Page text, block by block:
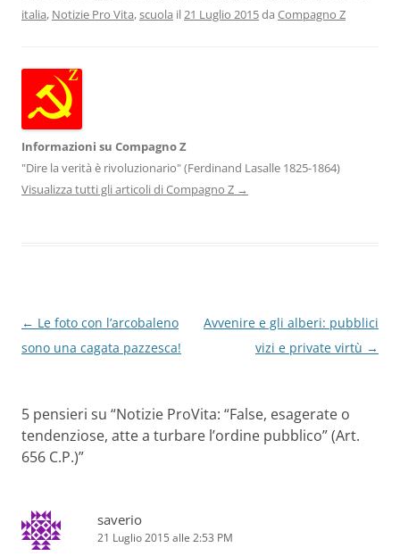
italia, Notizie Pro Vita,scuola il 21 Luglio 2015da Compagno Z
Informazioni su Compagno Z
"Dire la verità è rivoluzionario" (Ferdinand Lasalle 1825-1864)
Visualizza tutti gli articoli di Compagno Z →
Navigazione
articolo
← Le foto con l’arcobaleno
sono una cagata pazzesca!
Avvenire e gli alberi: pubblici
vizi e private virtù →
5 pensieri su “Notizie ProVita: “False, esagerate o
tendenziose, atte a turbare l’ordine pubblico” (Art.
656 C.P.)”
saverio
21 Luglio 2015 alle 2:53 PM